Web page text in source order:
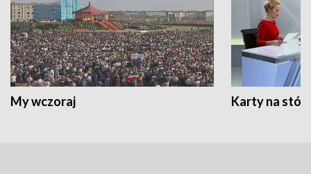
My wczoraj Karty na